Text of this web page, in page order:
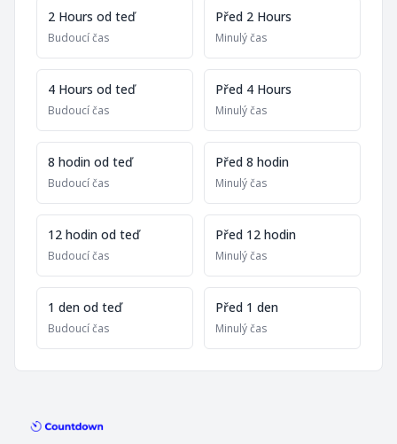
2 Hours od teď
Budoucí čas
Před 2 Hours
Minulý čas
4 Hours od teď
Budoucí čas
Před 4 Hours
Minulý čas
8 hodin od teď
Budoucí čas
Před 8 hodin
Minulý čas
12 hodin od teď
Budoucí čas
Před 12 hodin
Minulý čas
1 den od teď
Budoucí čas
Před 1 den
Minulý čas